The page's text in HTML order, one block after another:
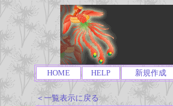
HOME HELP 新規作成
＜一覧表示に戻る